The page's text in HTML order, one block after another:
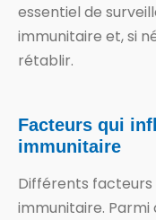
essentiel de
immunitaire et, si
rétablir.
Facteurs qui
immunitaire
Différents
immunitaire.